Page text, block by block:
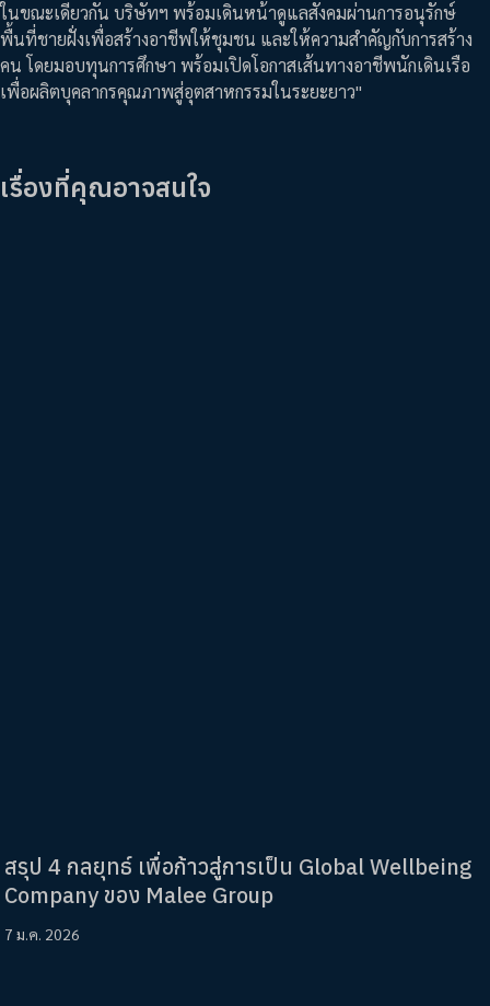
ในขณะเดียวกัน บริษัทฯ พร้อมเดินหน้าดูแลสังคมผ่านการอนุรักษ์
พื้นที่ชายฝั่งเพื่อสร้างอาชีพให้ชุมชน และให้ความสำคัญกับการสร้าง
คน โดยมอบทุนการศึกษา พร้อมเปิดโอกาสเส้นทางอาชีพนักเดินเรือ
เพื่อผลิตบุคลากรคุณภาพสู่อุตสาหกรรมในระยะยาว"
เรื่องที่คุณอาจสนใจ
สรุป 4 กลยุทธ์ เพื่อก้าวสู่การเป็น Global Wellbeing
Company ของ Malee Group
7 ม.ค. 2026